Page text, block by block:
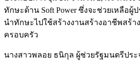
ทักษะด้าน Soft Power ซึ่งจะช่วยเหลือผู้
นำทักษะไปใช้สร้างงานสร้างอาชีพสร้า
ครอบครัว
นางสาวพลอย ธนิกุล ผู้ช่วยรัฐมนตรีปร